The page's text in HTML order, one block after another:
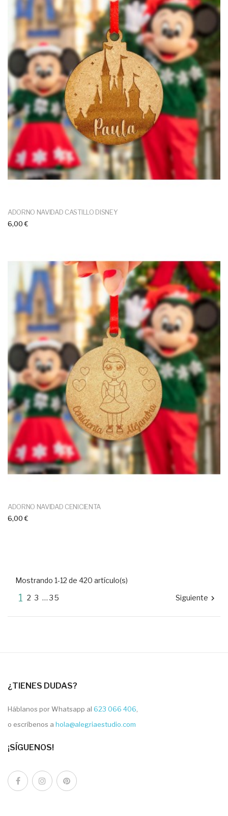
ADORNO NAVIDAD CASTILLO DISNEY
6,00 €
ADORNO NAVIDAD CENICIENTA
6,00 €
Mostrando 1-12 de 420 artículo(s)
1 23 … 35 Siguiente 
¿TIENES DUDAS?
Háblanos por Whatsapp al 623 066 406,
o escríbenos a hola@alegriaestudio.com
¡SÍGUENOS!